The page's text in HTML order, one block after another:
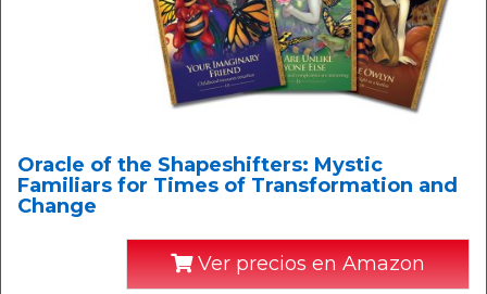
Oracle of the Shapeshifters: Mystic
Familiars for Times of Transformation and
Change
Ver precios en Amazon